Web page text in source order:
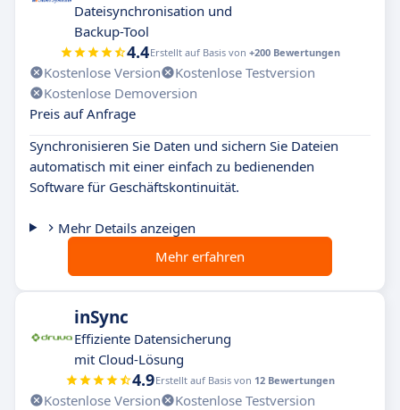
Dateisynchronisation und
Backup-Tool
4.4Erstellt auf Basis von +200 Bewertungen
Kostenlose Version
Kostenlose Testversion
Kostenlose Demoversion
Preis auf Anfrage
Synchronisieren Sie Daten und sichern Sie Dateien
automatisch mit einer einfach zu bedienenden
Software für Geschäftskontinuität.
Mehr Details anzeigen
Mehr erfahren
inSync
Effiziente Datensicherung
mit Cloud-Lösung
4.9Erstellt auf Basis von 12 Bewertungen
Kostenlose Version
Kostenlose Testversion